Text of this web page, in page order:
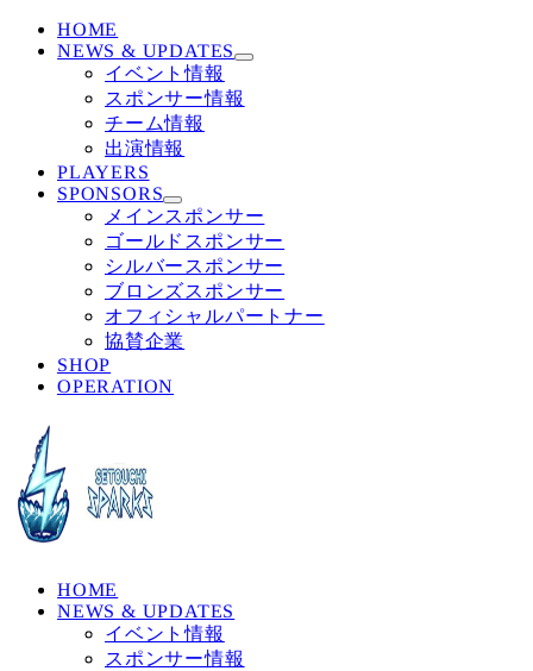
HOME
NEWS & UPDATES
イベント情報
スポンサー情報
チーム情報
出演情報
PLAYERS
SPONSORS
メインスポンサー
ゴールドスポンサー
シルバースポンサー
ブロンズスポンサー
オフィシャルパートナー
協賛企業
SHOP
OPERATION
HOME
NEWS & UPDATES
イベント情報
スポンサー情報